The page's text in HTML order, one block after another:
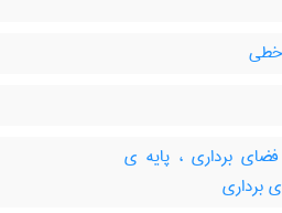
خطی
برداری ، پایه ی
برداری